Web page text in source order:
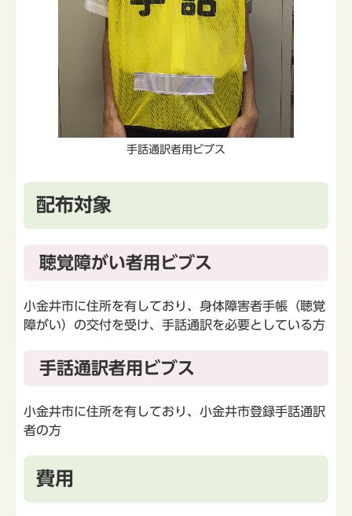
手話通訳者用ビブス
配布対象
聴覚障がい者用ビブス
小金井市に住所を有しており、身体障害者手帳（聴覚
障がい）の交付を受け、手話通訳を必要としている方
手話通訳者用ビブス
小金井市に住所を有しており、小金井市登録手話通訳
者の方
費用